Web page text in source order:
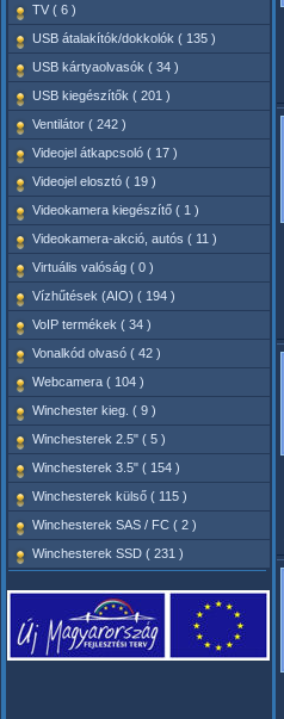
TV ( 6 )
USB átalakítók/dokkolók ( 135 )
USB kártyaolvasók ( 34 )
USB kiegészítők ( 201 )
Ventilátor ( 242 )
Videojel átkapcsoló ( 17 )
Videojel elosztó ( 19 )
Videokamera kiegészítő ( 1 )
Videokamera-akció, autós ( 11 )
Virtuális valóság ( 0 )
Vízhűtések (AIO) ( 194 )
VoIP termékek ( 34 )
Vonalkód olvasó ( 42 )
Webcamera ( 104 )
Winchester kieg. ( 9 )
Winchesterek 2.5" ( 5 )
Winchesterek 3.5" ( 154 )
Winchesterek külső ( 115 )
Winchesterek SAS / FC ( 2 )
Winchesterek SSD ( 231 )